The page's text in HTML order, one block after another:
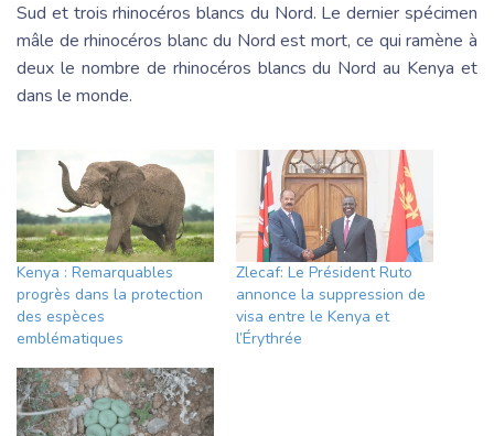
Sud et trois rhinocéros blancs du Nord. Le dernier spécimen
mâle de rhinocéros blanc du Nord est mort, ce qui ramène à
deux le nombre de rhinocéros blancs du Nord au Kenya et
dans le monde.
Kenya : Remarquables
progrès dans la protection
des espèces
emblématiques
Zlecaf: Le Président Ruto
annonce la suppression de
visa entre le Kenya et
l’Érythrée